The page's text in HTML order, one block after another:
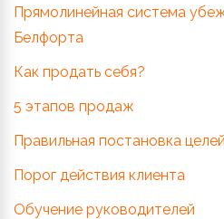
Прямолинейная система
Белфорта
Как продать себя?
5 этапов продаж
Правильная постановка
Порог действия клиента
Обучение руководителей